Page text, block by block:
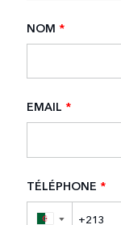
NOM *
EMAIL *
TÉLÉPHONE *
▼